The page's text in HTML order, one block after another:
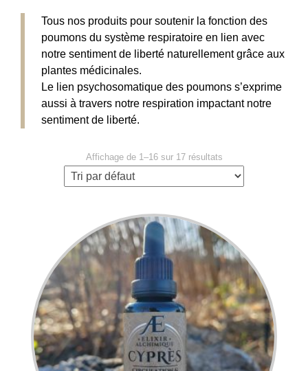
Tous nos produits pour soutenir la fonction des
poumons du système respiratoire en lien avec
notre sentiment de liberté naturellement grâce aux
plantes médicinales.
Le lien psychosomatique des poumons s’exprime
aussi à travers notre respiration impactant notre
sentiment de liberté.
Affichage de 1–16 sur 17 résultats